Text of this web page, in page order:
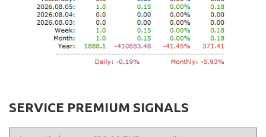
SERVICE PREMIUM SIGNALS